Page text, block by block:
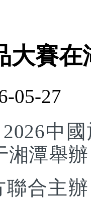
大賽
05-27
中
湘潭舉
合主辦